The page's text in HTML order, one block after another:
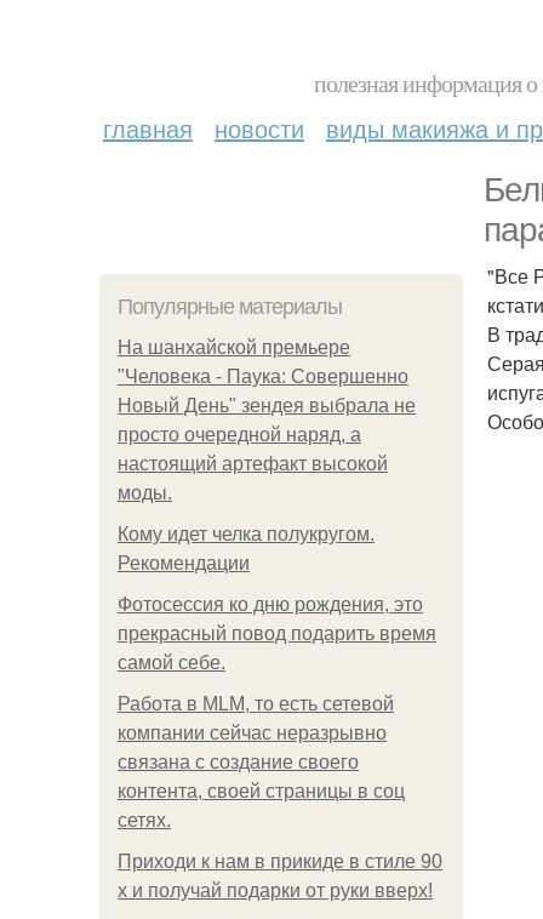
полезная информация
главная новости виды макияжа и
Популярные материалы
На шанхайской премьере
"Человека - Паука: Совершенно
Новый День" зендея выбрала не
просто очередной наряд, а
настоящий артефакт высокой
моды.
Кому идет челка полукругом.
Рекомендации
Фотосессия ко дню рождения, это
прекрасный повод подарить время
самой себе.
Работа в MLM, то есть сетевой
компании сейчас неразрывно
связана с создание своего
контента, своей страницы в соц
сетях.
Приходи к нам в прикиде в стиле 90
х и получай подарки от руки вверх!
"Все
В